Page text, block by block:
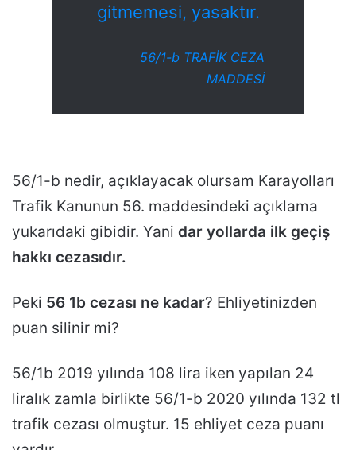
gitmemesi, yasaktır.
56/1-b TRAFİK CEZA
MADDESİ
56/1-b nedir, açıklayacak olursam Karayolları
Trafik Kanunun 56. maddesindeki açıklama
yukarıdaki gibidir. Yani dar yollarda ilk geçiş
hakkı cezasıdır.
Peki 56 1b cezası ne kadar? Ehliyetinizden
puan silinir mi?
56/1b 2019 yılında 108 lira iken yapılan 24
liralık zamla birlikte 56/1-b 2020 yılında 132 tl
trafik cezası olmuştur. 15 ehliyet ceza puanı